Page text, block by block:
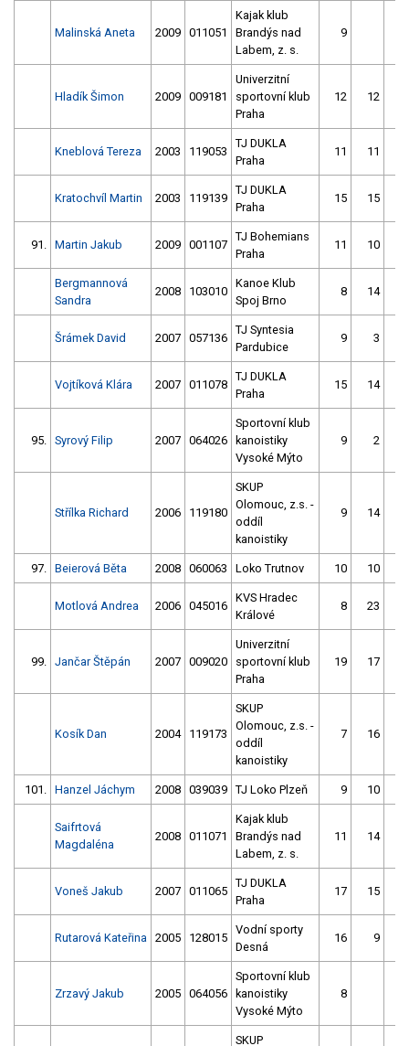
Malinská Aneta 2009 011051
Kajak klub
Brandýs nad
Labem, z. s.
9
Hladík Šimon 2009 009181
Univerzitní
sportovní klub
Praha
12 12
Kneblová Tereza 2003 119053
TJ DUKLA
Praha
11 11
Kratochvíl Martin 2003 119139
TJ DUKLA
Praha
15 15
91. Martin Jakub 2009 001107
TJ Bohemians
Praha
11 10
Bergmannová
Sandra
2008 103010
Kanoe Klub
Spoj Brno
8 14
Šrámek David 2007 057136
TJ Syntesia
Pardubice
9 3
Vojtíková Klára 2007 011078
TJ DUKLA
Praha
15 14
95. Syrový Filip 2007 064026
Sportovní klub
kanoistiky
Vysoké Mýto
9 2
Střílka Richard 2006 119180
SKUP
Olomouc, z.s. -
oddíl
kanoistiky
9 14
97. Beierová Běta 2008 060063 Loko Trutnov 10 10
Motlová Andrea 2006 045016
KVS Hradec
Králové
8 23
99. Jančar Štěpán 2007 009020
Univerzitní
sportovní klub
Praha
19 17
Kosík Dan 2004 119173
SKUP
Olomouc, z.s. -
oddíl
kanoistiky
7 16
101. Hanzel Jáchym 2008 039039 TJ Loko Plzeň 9 10
Saifrtová
Magdaléna
2008 011071
Kajak klub
Brandýs nad
Labem, z. s.
11 14
Voneš Jakub 2007 011065
TJ DUKLA
Praha
17 15
Rutarová Kateřina 2005 128015
Vodní sporty
Desná
16 9
Zrzavý Jakub 2005 064056
Sportovní klub
kanoistiky
Vysoké Mýto
8
SKUP